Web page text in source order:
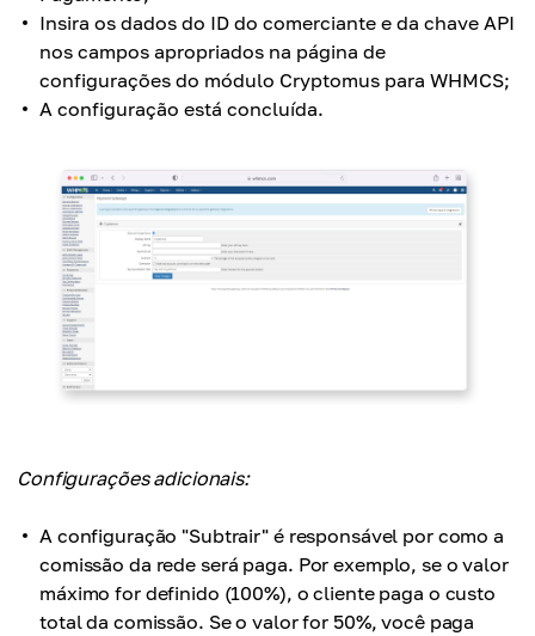
Insira os dados do ID do comerciante e da chave API
nos campos apropriados na página de
configurações do módulo Cryptomus para WHMCS;
A configuração está concluída.
Configurações adicionais:
A configuração "Subtrair" é responsável por como a
comissão da rede será paga. Por exemplo, se o valor
máximo for definido (100%), o cliente paga o custo
total da comissão. Se o valor for 50%, você paga